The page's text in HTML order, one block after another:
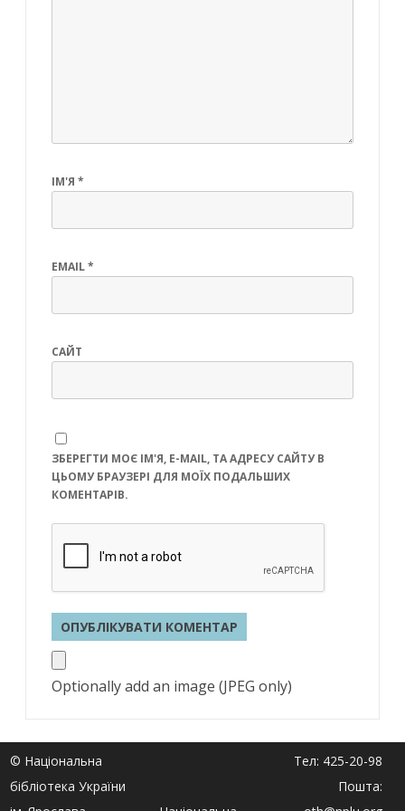
ІМ'Я *
EMAIL*
САЙТ
ЗБЕРЕГТИ МОЄ ІМ'Я, E-MAIL, ТА АДРЕСУ САЙТУ В
ЦЬОМУ БРАУЗЕРІ ДЛЯ МОЇХ ПОДАЛЬШИХ
КОМЕНТАРІВ.
Optionally add an image (JPEG only)
© Національна
бібліотека України
Тел: 425-20-98
Пошта: